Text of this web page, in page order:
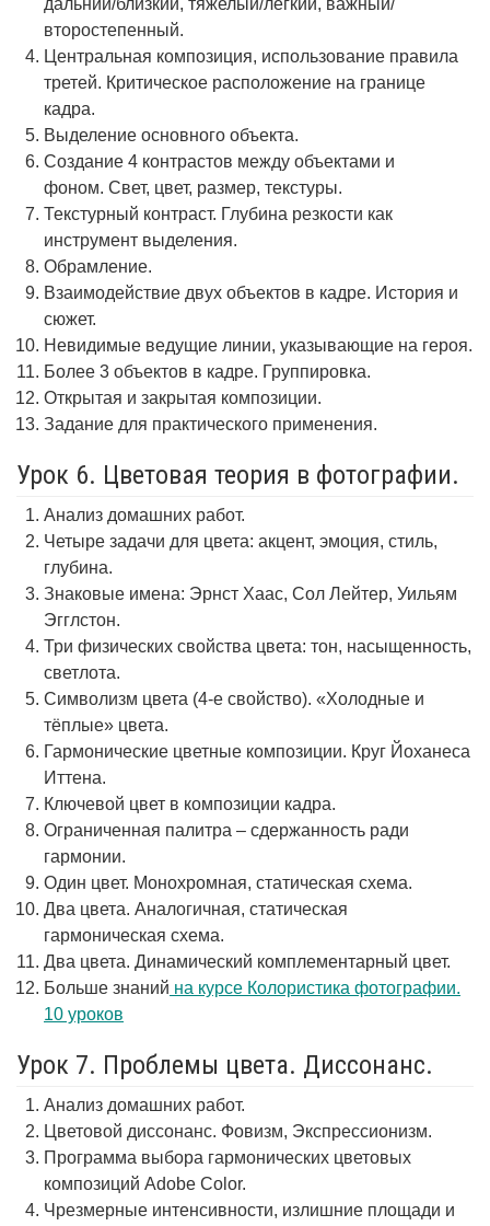
дальний/близкий, тяжелый/легкий, важный/
второстепенный.
Центральная композиция, использование правила
третей. Критическое расположение на границе
кадра.
Выделение основного объекта.
Создание 4 контрастов между объектами и
фоном. Свет, цвет, размер, текстуры.
Текстурный контраст. Глубина резкости как
инструмент выделения.
Обрамление.
Взаимодействие двух объектов в кадре. История и
сюжет.
Невидимые ведущие линии, указывающие на героя.
Более 3 объектов в кадре. Группировка.
Открытая и закрытая композиции.
Задание для практического применения.
Урок 6. Цветовая теория в фотографии.
Анализ домашних работ.
Четыре задачи для цвета: акцент, эмоция, стиль,
глубина.
Знаковые имена: Эрнст Хаас, Сол Лейтер, Уильям
Эгглстон.
Три физических свойства цвета: тон, насыщенность,
светлота.
Символизм цвета (4-е свойство). «Холодные и
тёплые» цвета.
Гармонические цветные композиции. Круг Йоханеса
Иттена.
Ключевой цвет в композиции кадра.
Ограниченная палитра – сдержанность ради
гармонии.
Один цвет. Монохромная, статическая схема.
Два цвета. Аналогичная, статическая
гармоническая схема.
Два цвета. Динамический комплементарный цвет.
Больше знаний на курсе Колористика фотографии.
10 уроков
Урок 7. Проблемы цвета. Диссонанс.
Анализ домашних работ.
Цветовой диссонанс. Фовизм, Экспрессионизм.
Программа выбора гармонических цветовых
композиций Adobe Color.
Чрезмерные интенсивности, излишние площади и